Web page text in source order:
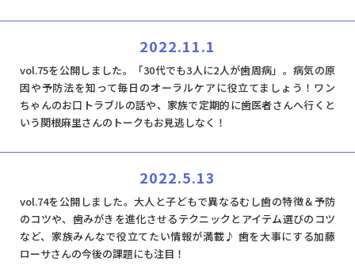
2022.11.1
vol.75を公開しました。「30代でも3人に2人が歯周病」。病気の原
因や予防法を知って毎日のオーラルケアに役立てましょう！ワン
ちゃんのお口トラブルの話や、家族で定期的に歯医者さんへ行くと
いう関根麻里さんのトークもお見逃しなく！
2022.5.13
vol.74を公開しました。大人と子どもで異なるむし歯の特徴＆予防
のコツや、歯みがきを進化させるテクニックとアイテム選びのコツ
など、家族みんなで役立てたい情報が満載♪ 歯を大事にする加藤
ローサさんの今後の課題にも注目！